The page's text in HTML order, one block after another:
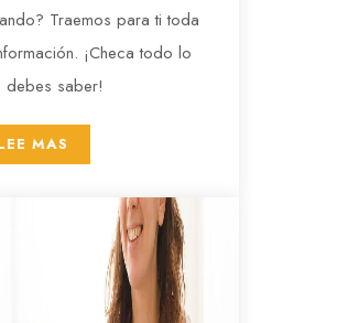
Traemos para ti toda
¡Checa todo lo
debes saber!
MAS